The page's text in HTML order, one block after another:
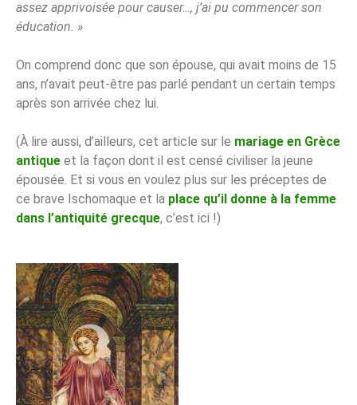
assez apprivoisée pour causer…, j’ai pu commencer son
éducation. »
On comprend donc que son épouse, qui avait moins de 15
ans, n’avait peut-être pas parlé pendant un certain temps
après son arrivée chez lui.
(À lire aussi, d’ailleurs, cet article sur le mariage en Grèce
antique et la façon dont il est censé civiliser la jeune
épousée. Et si vous en voulez plus sur les préceptes de
ce brave Ischomaque et la place qu’il donne à la femme
dans l’antiquité grecque, c’est ici !)